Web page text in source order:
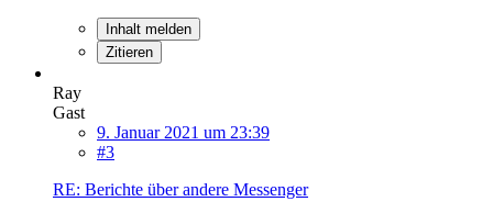
Inhalt melden
Zitieren
Ray
Gast
9. Januar 2021 um 23:39
#3
RE: Berichte über andere Messenger